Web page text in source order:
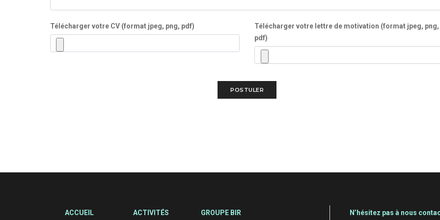
Télécharger votre CV (format jpeg, png, pdf)
Télécharger votre lettre de motivation (format jpeg, png,
pdf)
ACCUEIL ACTIVITÉS GROUPE BIR N’hésitez pas à nous